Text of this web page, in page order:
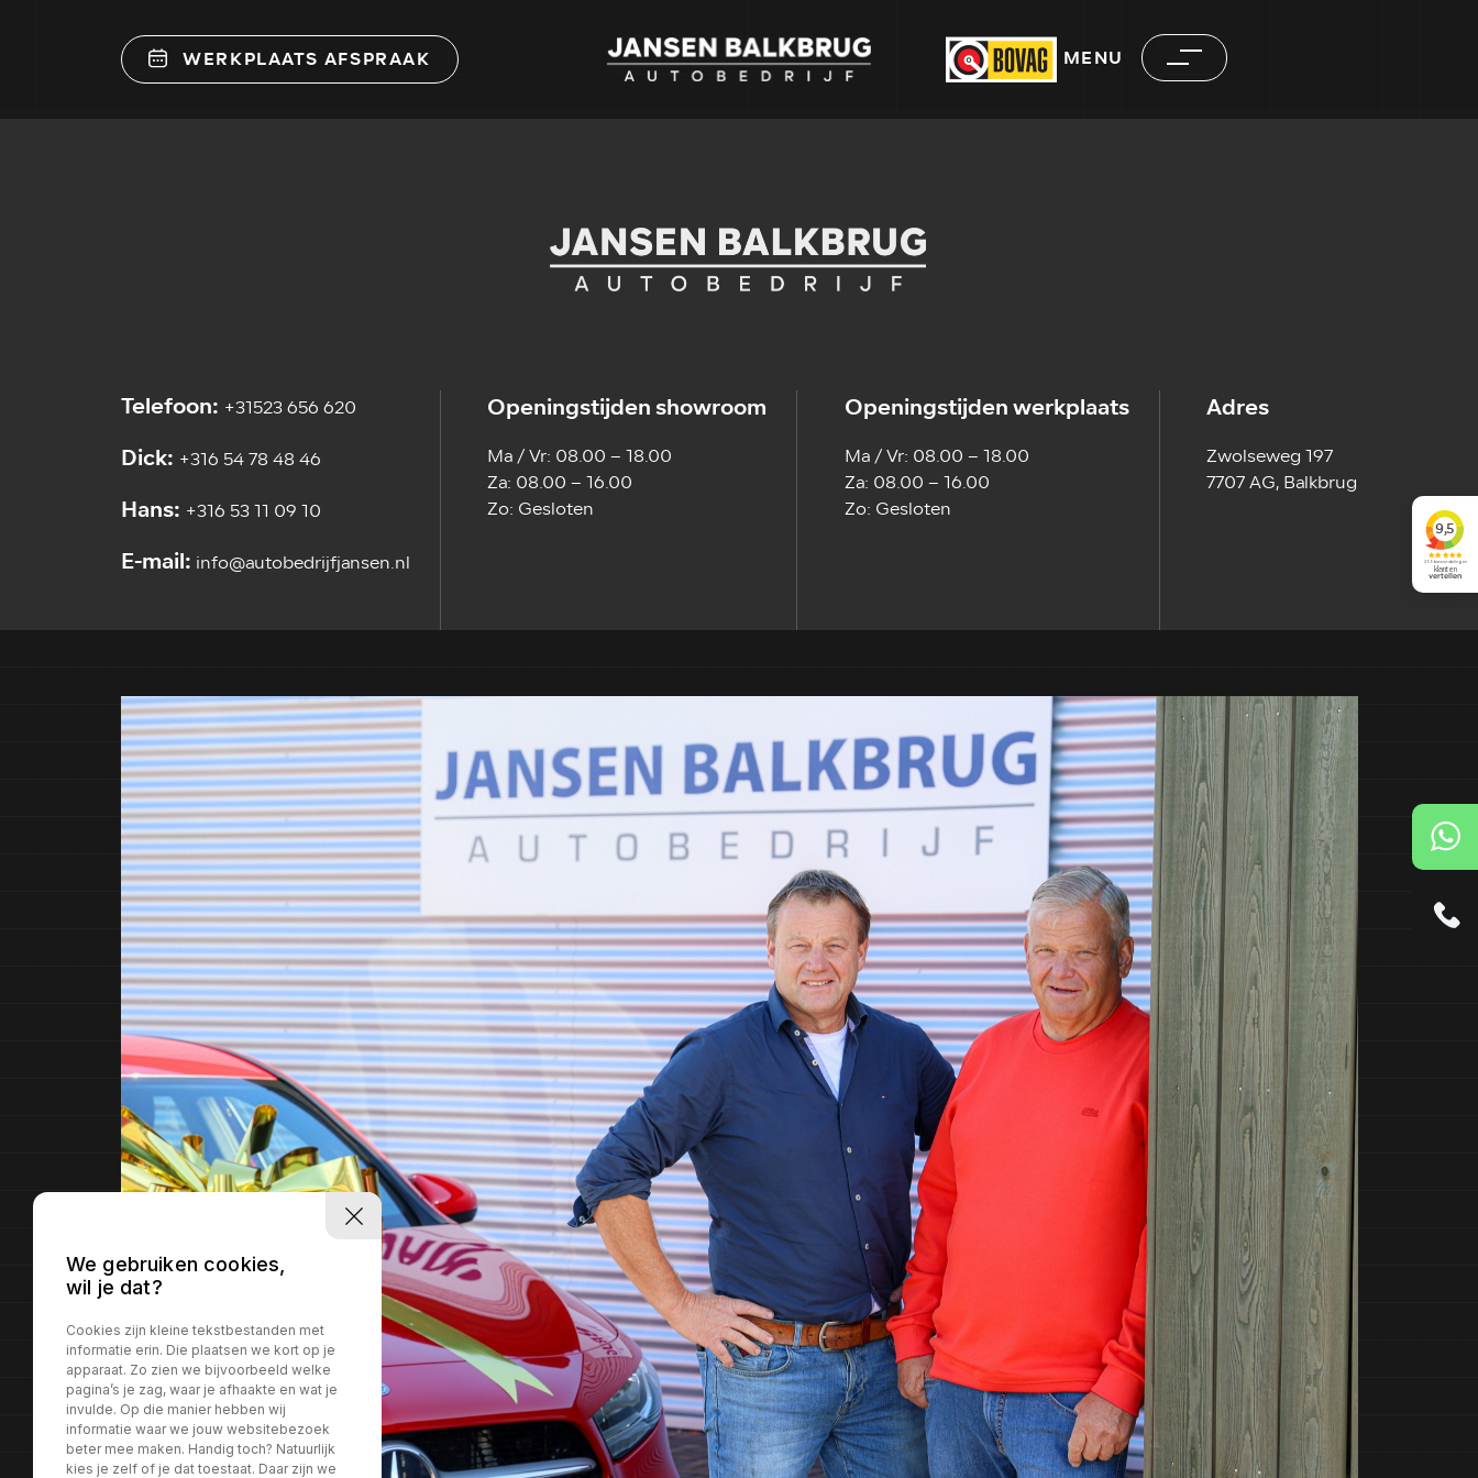
WERKPLAATS AFSPRAAK MENU
Telefoon: +31523 656 620
Dick: +316 54 78 48 46
Hans: +316 53 11 09 10
E-mail: info@autobedrijfjansen.nl
Openingstijden showroom
Ma / Vr: 08.00 – 18.00
Za: 08.00 – 16.00
Zo: Gesloten
Openingstijden werkplaats
Ma / Vr: 08.00 – 18.00
Za: 08.00 – 16.00
Zo: Gesloten
Adres
Zwolseweg 197
7707 AG, Balkbrug
We gebruiken cookies,
wil je dat?
Cookies zijn kleine tekstbestanden met
informatie erin. Die plaatsen we kort op je
apparaat. Zo zien we bijvoorbeeld welke
pagina’s je zag, waar je afhaakte en wat je
invulde. Op die manier hebben wij
informatie waar we jouw websitebezoek
beter mee maken. Handig toch? Natuurlijk
kies je zelf of je dat toestaat. Daar zijn we